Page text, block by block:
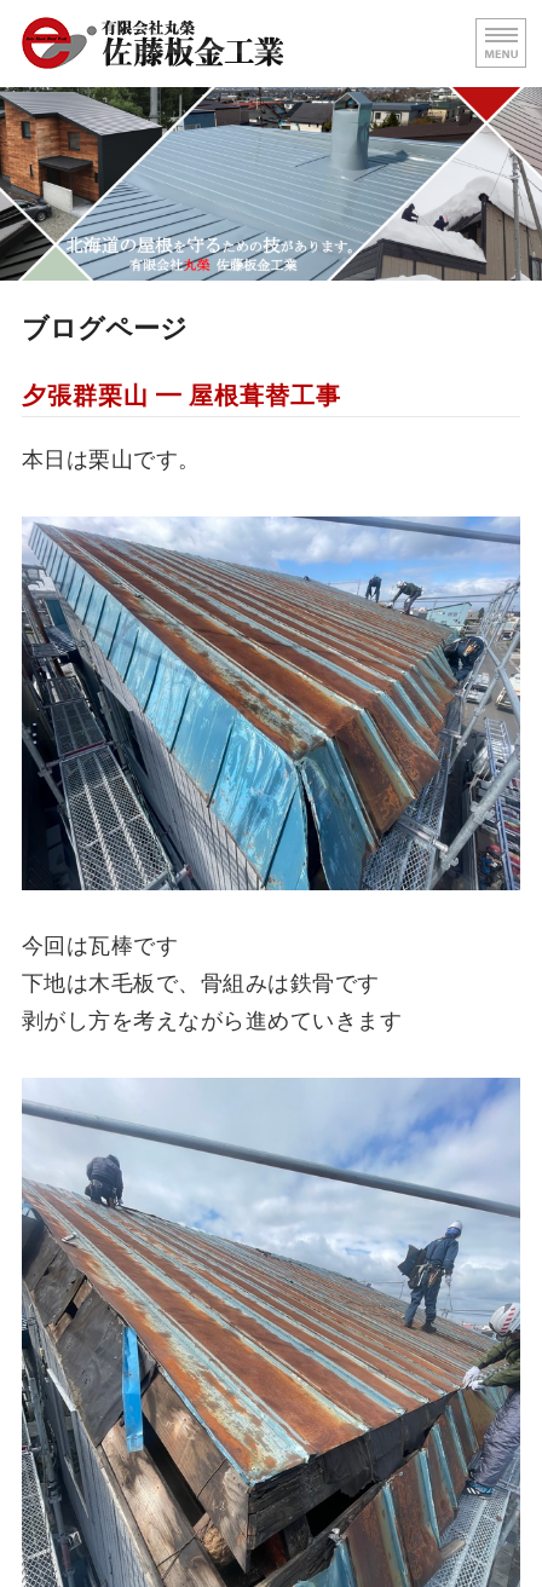
屋根の葺き替え・壁板金工
北海
ホーム
代表挨拶
屋根施工事例
ブログページ
夕張群栗山 ━ 屋根葺替工事
本日は栗山です。
今回は瓦棒です
下地は木毛板で、骨組みは鉄骨です
剥がし方を考えながら進めていきます